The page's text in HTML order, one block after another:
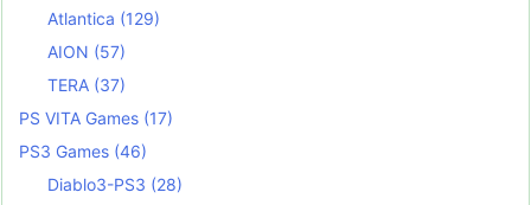
Atlantica (129)
AION (57)
TERA (37)
PS VITA Games (17)
PS3 Games (46)
Diablo3-PS3 (28)